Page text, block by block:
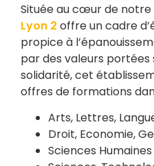
Située au cœur de notre
Lyon 2 offre un cadre
propice à
par des valeurs portées
solidarité, cet
offres de formations
Arts, Lettres,
Droit, Economie,
Sciences